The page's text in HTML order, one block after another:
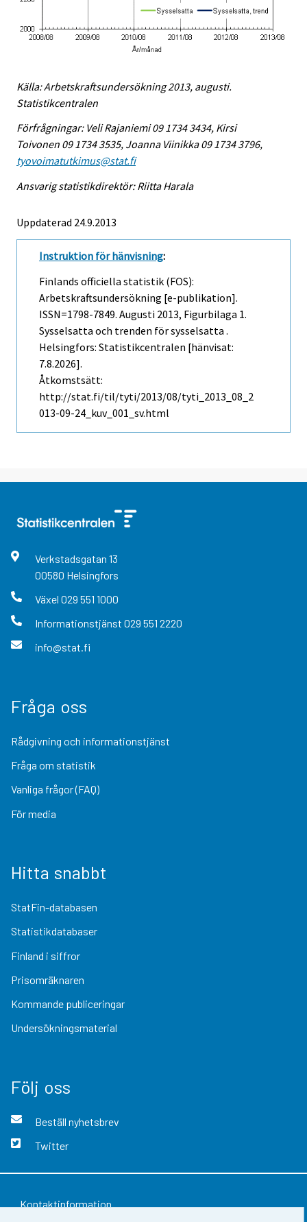
Källa: Arbetskraftsundersökning 2013, augusti.
Statistikcentralen
Förfrågningar: Veli Rajaniemi 09 1734 3434, Kirsi
Toivonen 09 1734 3535, Joanna Viinikka 09 1734 3796,
tyovoimatutkimus@stat.fi
Ansvarig statistikdirektör: Riitta Harala
Uppdaterad 24.9.2013
Instruktion för hänvisning:
Finlands officiella statistik (FOS):
Arbetskraftsundersökning [e-publikation].
ISSN=1798-7849. Augusti 2013, Figurbilaga 1.
Sysselsatta och trenden för sysselsatta .
Helsingfors: Statistikcentralen [hänvisat:
7.8.2026].
Åtkomstsätt:
http://stat.fi/til/tyti/2013/08/tyti_2013_08_2
013-09-24_kuv_001_sv.html
Verkstadsgatan 13
00580 Helsingfors
Växel 029 551 1000
Informationstjänst 029 551 2220
info@stat.fi
Fråga oss
Rådgivning och informationstjänst
Fråga om statistik
Vanliga frågor (FAQ)
För media
Hitta snabbt
StatFin-databasen
Statistikdatabaser
Finland i siffror
Prisomräknaren
Kommande publiceringar
Undersökningsmaterial
Följ oss
Beställ nyhetsbrev
Twitter
Kontaktinformation